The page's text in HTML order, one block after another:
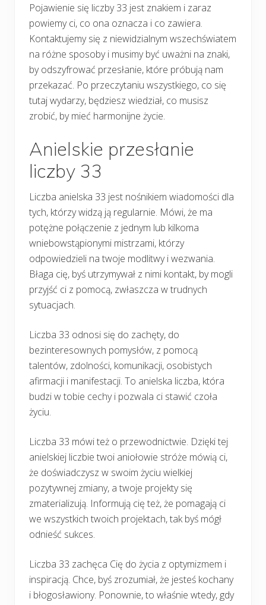
Pojawienie się liczby 33 jest znakiem i zaraz
powiemy ci, co ona oznacza i co zawiera.
Kontaktujemy się z niewidzialnym wszechświatem
na różne sposoby i musimy być uważni na znaki,
by odszyfrować przesłanie, które próbują nam
przekazać. Po przeczytaniu wszystkiego, co się
tutaj wydarzy, będziesz wiedział, co musisz
zrobić, by mieć harmonijne życie.
Anielskie przesłanie
liczby 33
Liczba anielska 33 jest nośnikiem wiadomości dla
tych, którzy widzą ją regularnie. Mówi, że ma
potężne połączenie z jednym lub kilkoma
wniebowstąpionymi mistrzami, którzy
odpowiedzieli na twoje modlitwy i wezwania.
Błaga cię, byś utrzymywał z nimi kontakt, by mogli
przyjść ci z pomocą, zwłaszcza w trudnych
sytuacjach.
Liczba 33 odnosi się do zachęty, do
bezinteresownych pomysłów, z pomocą
talentów, zdolności, komunikacji, osobistych
afirmacji i manifestacji. To anielska liczba, która
budzi w tobie cechy i pozwala ci stawić czoła
życiu.
Liczba 33 mówi też o przewodnictwie. Dzięki tej
anielskiej liczbie twoi aniołowie stróże mówią ci,
że doświadczysz w swoim życiu wielkiej
pozytywnej zmiany, a twoje projekty się
zmaterializują. Informują cię też, że pomagają ci
we wszystkich twoich projektach, tak byś mógł
odnieść sukces.
Liczba 33 zachęca Cię do życia z optymizmem i
inspiracją. Chce, byś zrozumiał, że jesteś kochany
i błogosławiony. Ponownie, to właśnie wtedy, gdy